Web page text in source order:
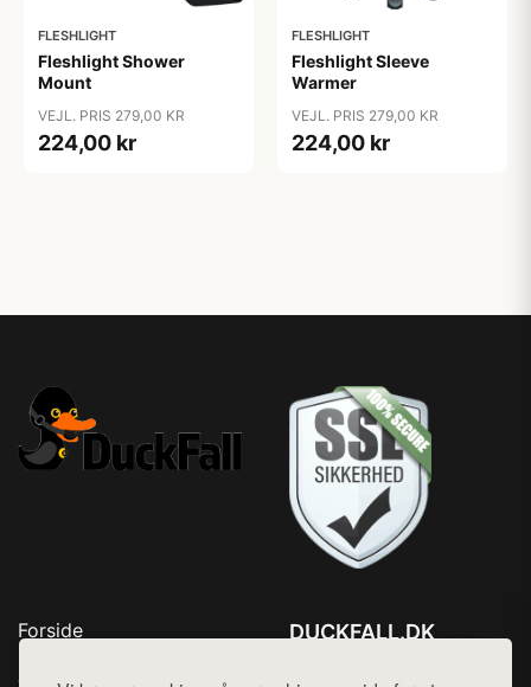
FLESHLIGHT
Fleshlight Shower
Mount
VEJL. PRIS 279,00 KR
224,00 kr
FLESHLIGHT
Fleshlight Sleeve
Warmer
VEJL. PRIS 279,00 KR
224,00 kr
Forside
DUCKFALL.DK